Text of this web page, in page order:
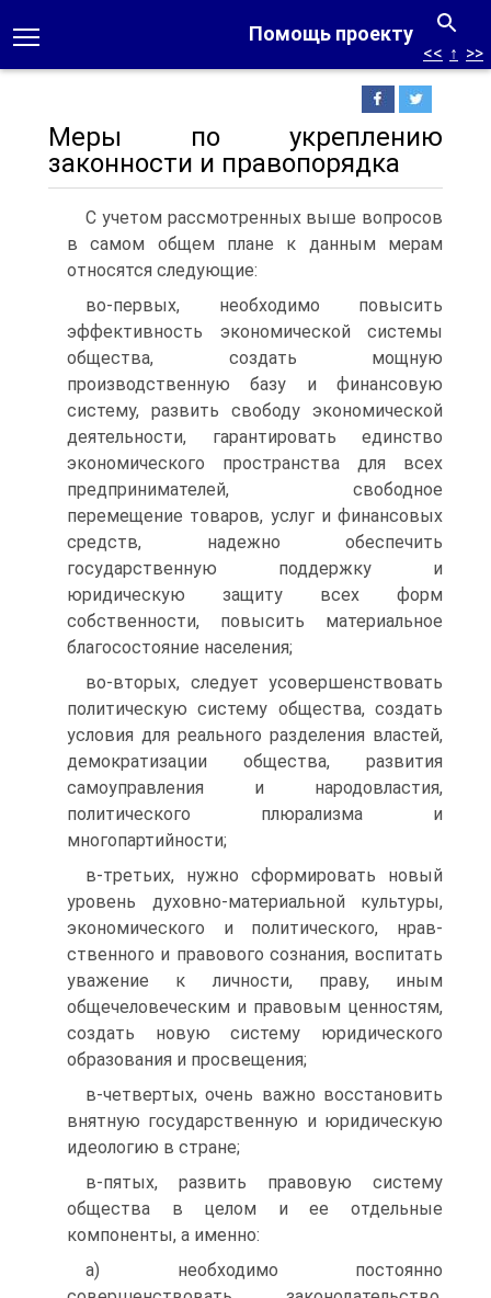
Помощь проекту
<< ↑ >>
Меры по укреплению
законности и правопорядка
С учетом рассмотренных выше вопросов
в самом общем пла­не к данным мерам
относятся следующие:
во-первых, необходимо повысить
эффективность экономиче­ской системы
общества, создать мощную
производственную базу и финансовую
систему, развить свободу экономической
деятель­ности, гарантировать единство
экономического пространства для всех
предпринимателей, свободное
перемещение товаров, услуг и финансовых
средств, надежно обеспечить
государствен­ную поддержку и
юридическую защиту всех форм
собственно­сти, повысить материальное
благосостояние населения;
во-вторых, следует усовершенствовать
политическую систе­му общества, создать
условия для реального разделения властей,
демократизации общества, развития
самоуправления и народов­ластия,
политического плюрализма и
многопартийности;
в-третьих, нужно сформировать новый
уровень духовно-ма­териальной культуры,
экономического и политического, нрав­
ственного и правового сознания, воспитать
уважение к личности, праву, иным
общечеловеческим и правовым ценностям,
создать новую систему юридического
образования и просвещения;
в-четвертых, очень важно восстановить
внятную государ­ственную и юридическую
идеологию в стране;
в-пятых, развить правовую систему
общества в целом и ее отдельные
компоненты, а именно:
а) необходимо постоянно